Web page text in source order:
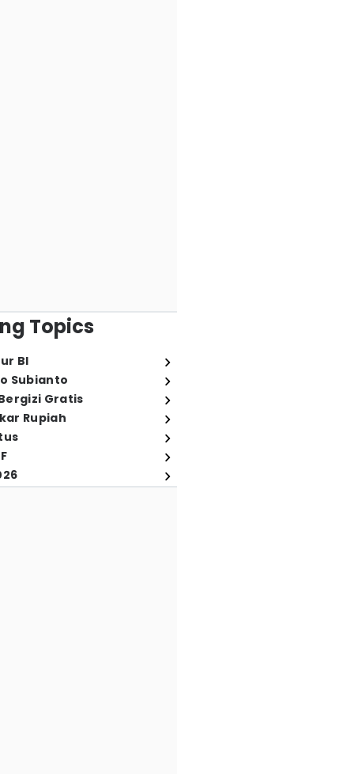
Topics
BI
Subianto
Gratis
Rupiah